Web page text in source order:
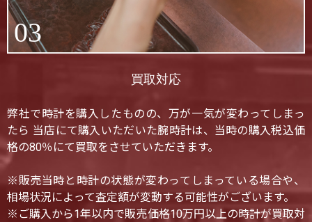
03
買取対応
弊社で時計を購入したものの、万が一気が変わってしまっ
たら 当店にて購入いただいた腕時計は、当時の購入税込価
格の80％にて買取をさせていただきます。
※販売当時と時計の状態が変わってしまっている場合や、
相場状況によって査定額が変動する可能性がございます。
※ご購入から1年以内で販売価格10万円以上の時計が買取対